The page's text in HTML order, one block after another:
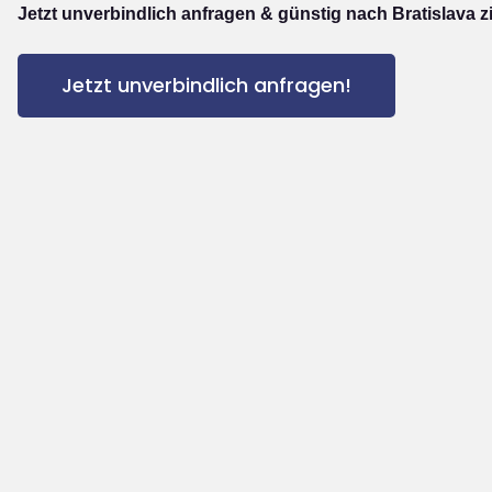
Jetzt unverbindlich anfragen & günstig nach Bratislava
Jetzt unverbindlich anfragen!